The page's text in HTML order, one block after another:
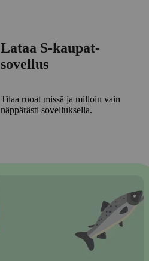
Lataa S-kaupat-
sovellus
Tilaa ruoat missä ja milloin vain
näppärästi sovelluksella.